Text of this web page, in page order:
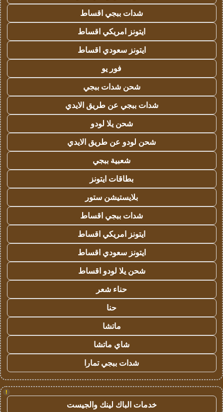
شدات ببجي اقساط
ايتونز امريكي اقساط
ايتونز سعودي اقساط
فور يو
شحن شدات ببجي
شدات ببجي عن طريق الايدي
شحن يلا لودو
شحن لودو عن طريق الايدي
شعبية ببجي
بطاقات ايتونز
بلايستيشن ستور
شدات ببجي اقساط
ايتونز امريكي اقساط
ايتونز سعودي اقساط
شحن يلا لودو اقساط
حناء شعر
حنا
ماتشا
شاي ماتشا
شدات ببجي تمارا
!
خدمات الباك لينك والجيست